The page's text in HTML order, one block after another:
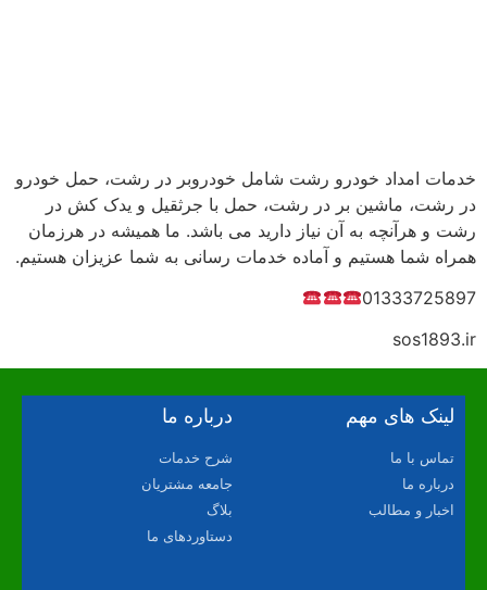
خدمات امداد خودرو رشت شامل خودروبر در رشت، حمل خودرو
در رشت، ماشین بر در رشت، حمل با جرثقیل و یدک کش در
رشت و هرآنچه به آن نیاز دارید می باشد. ما همیشه در هرزمان
همراه شما هستیم و آماده خدمات رسانی به شما عزیزان هستیم.
01333725897
sos1893.ir
لینک های مهم
تماس با ما
درباره ما
اخبار و مطالب
درباره ما
شرح خدمات
جامعه مشتریان
بلاگ
دستاوردهای ما